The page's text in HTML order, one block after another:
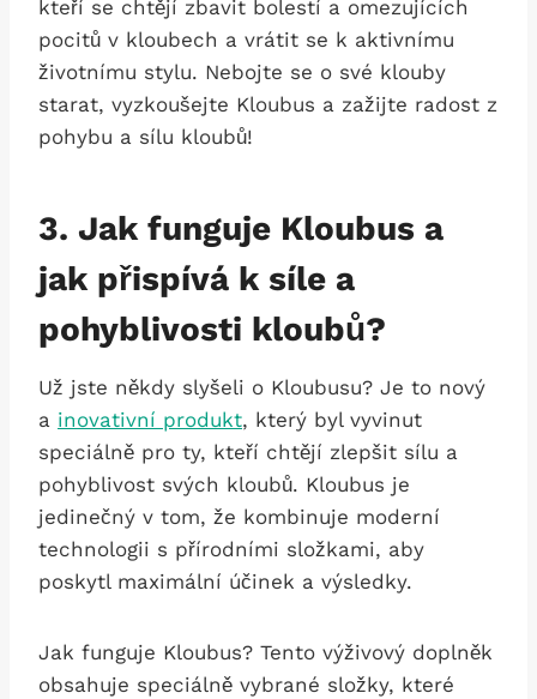
kteří se chtějí zbavit bolestí a omezujících
pocitů v kloubech a vrátit se k aktivnímu
životnímu stylu. Nebojte se o své klouby
starat, vyzkoušejte Kloubus a zažijte radost z
pohybu a sílu kloubů!
3. Jak funguje Kloubus a
jak přispívá k síle a
pohyblivosti kloubů?
Už jste někdy slyšeli o Kloubusu? Je to nový
a inovativní produkt, který byl vyvinut
speciálně pro ty, kteří chtějí zlepšit sílu a
pohyblivost svých kloubů. Kloubus je
jedinečný v tom, že kombinuje moderní
technologii s přírodními složkami, aby
poskytl maximální účinek a výsledky.
Jak funguje Kloubus? Tento výživový doplněk
obsahuje speciálně vybrané složky, které